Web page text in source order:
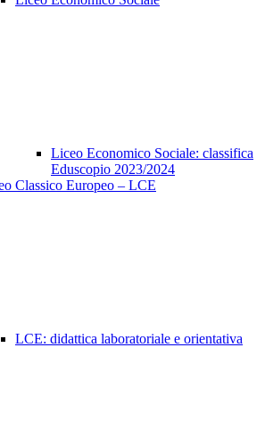
Liceo Economico Sociale: classifica
Eduscopio 2023/2024
Classico Europeo – LCE
LCE: didattica laboratoriale e orientativa